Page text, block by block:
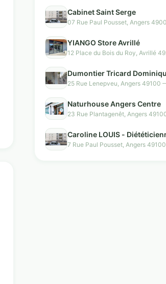
Cabinet Saint Serge
07 Rue Paul Pousset, Angers
YIANGO Store Avrillé
12 Place du Bois du Roy, Avrillé
Dumontier Tricard
25 Rue Lenepveu, Angers 49100
Naturhouse Angers Centre
23 Rue Plantagenêt, Angers
Caroline LOUIS -
7 Rue Paul Pousset, Angers